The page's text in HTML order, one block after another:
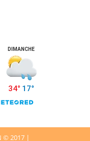
© 2017 |